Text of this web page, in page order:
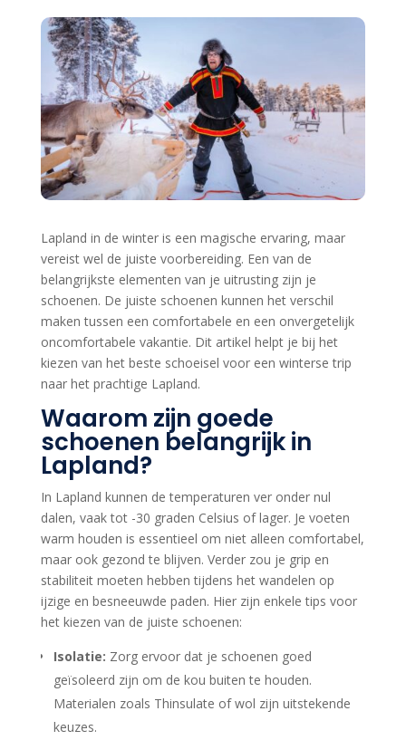
Lapland in de winter is een magische ervaring, maar
vereist wel de juiste voorbereiding. Een van de
belangrijkste elementen van je uitrusting zijn je
schoenen. De juiste schoenen kunnen het verschil
maken tussen een comfortabele en een onvergetelijk
oncomfortabele vakantie. Dit artikel helpt je bij het
kiezen van het beste schoeisel voor een winterse trip
naar het prachtige Lapland.
Waarom zijn goede
schoenen belangrijk in
Lapland?
In Lapland kunnen de temperaturen ver onder nul
dalen, vaak tot -30 graden Celsius of lager. Je voeten
warm houden is essentieel om niet alleen comfortabel,
maar ook gezond te blijven. Verder zou je grip en
stabiliteit moeten hebben tijdens het wandelen op
ijzige en besneeuwde paden. Hier zijn enkele tips voor
het kiezen van de juiste schoenen:
Isolatie: Zorg ervoor dat je schoenen goed
geïsoleerd zijn om de kou buiten te houden.
Materialen zoals Thinsulate of wol zijn uitstekende
keuzes.